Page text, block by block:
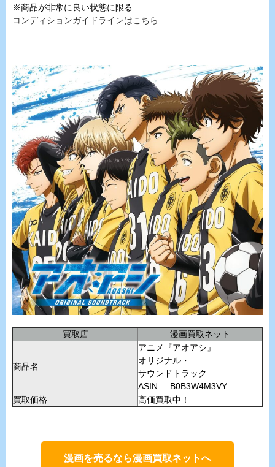
※商品が非常に良い状態に限る
コンディションガイドラインはこちら
買取店 漫画買取ネット
商品名
アニメ『アオアシ』
オリジナル・
サウンドトラック
ASIN ‏ : ‎ B0B3W4M3VY
買取価格
高価買取中！
漫画を売るなら漫画買取ネットへ